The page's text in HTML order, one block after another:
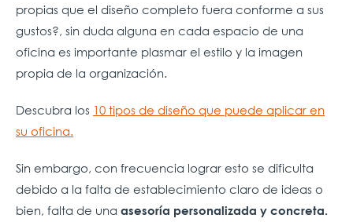
propias que el diseño completo fuera conforme a sus
gustos?, sin duda alguna en cada espacio de una
oficina es importante plasmar el estilo y la imagen
propia de la organización.
Descubra los 10 tipos de diseño que puede aplicar en
su oficina.
Sin embargo, con frecuencia lograr esto se dificulta
debido a la falta de establecimiento claro de ideas o
bien, falta de una asesoría personalizada y concreta.